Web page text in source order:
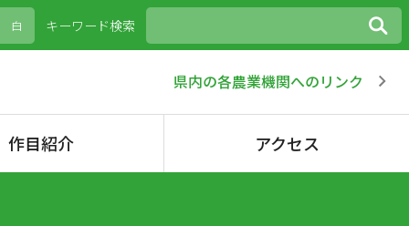
キーワード検索
白
県内の各農業機関へのリンク
作目紹介 アクセス